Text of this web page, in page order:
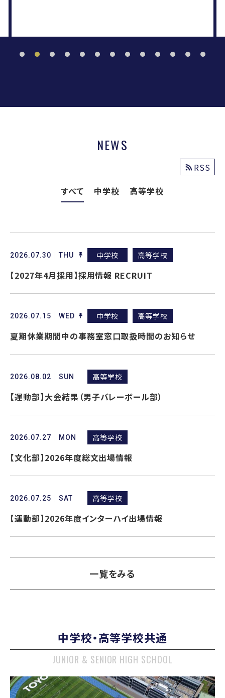
NEWS
RSS
すべて
中学校 高等学校
2026.07.30 THU 中学校 高等学校
【2027年4月採用】採用情報 RECRUIT
2026.07.15 WED 中学校 高等学校
夏期休業期間中の事務室窓口取扱時間のお知らせ
2026.08.02 SUN 高等学校
【運動部】大会結果（男子バレーボール部）
2026.07.27 MON 高等学校
【文化部】2026年度総文出場情報
2026.07.25 SAT 高等学校
【運動部】2026年度インターハイ出場情報
一覧をみる
中学校・高等学校共通
JUNIOR & SENIOR HIGH SCHOOL